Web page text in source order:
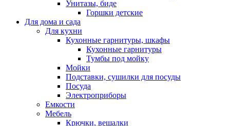
Унитазы, биде
Горшки детские
Для дома и сада
Для кухни
Кухонные гарнитуры, шкафы
Кухонные гарнитуры
Тумбы под мойку
Мойки
Подставки, сушилки для посуды
Посуда
Электроприборы
Емкости
Мебель
Крючки, вешалки